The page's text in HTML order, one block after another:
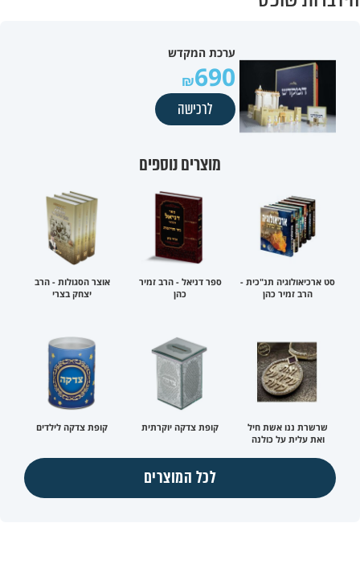
ערכת המקדש
690
לרכישה
מוצרים נוספים
סט ארכיאולוגיה תנ"כית -
הרב זמיר כהן
ספר דניאל - הרב זמיר
כהן
אוצר הסגולות - הרב
יצחק בצרי
שרשרת ננו אשת חיל
ואת עלית על כולנה
קופת צדקה יוקרתית קופת צדקה לילדים
לכל המוצרים